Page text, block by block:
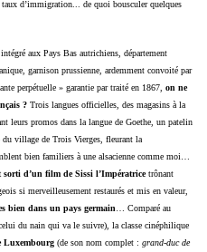
d’immigration... de quoi bousculer quelques
aux Pays Bas autrichiens, département
garnison prussienne, ardemment convoité par
perpétuelle » garantie par traité en 1867, on ne
? Trois langues officielles, des magasins à la
leurs promos dans la langue de Goethe, un patelin
du village de Trois Vierges, fleurant la
bien familiers à une alsacienne comme moi…
d’un film de Sissi l’Impératricetrônant
si merveilleusement restaurés et mis en valeur,
bien dans un pays germain … Comparé au
du nain qui va le suivre), la classe cinéphilique
Luxembourg (de son nom complet : grand-duc de